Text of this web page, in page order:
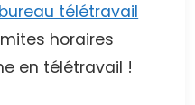
bureau télétravail
horaires
en télétravail !